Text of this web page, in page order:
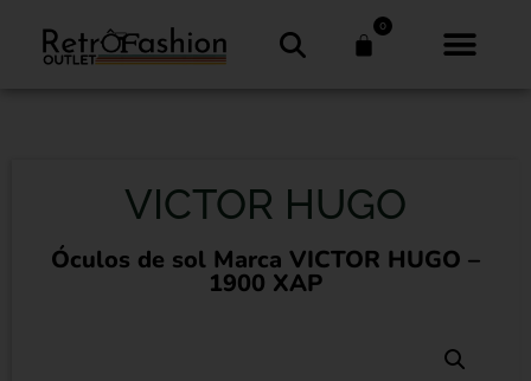
0
VICTOR HUGO
Óculos de sol Marca VICTOR HUGO –
1900 XAP